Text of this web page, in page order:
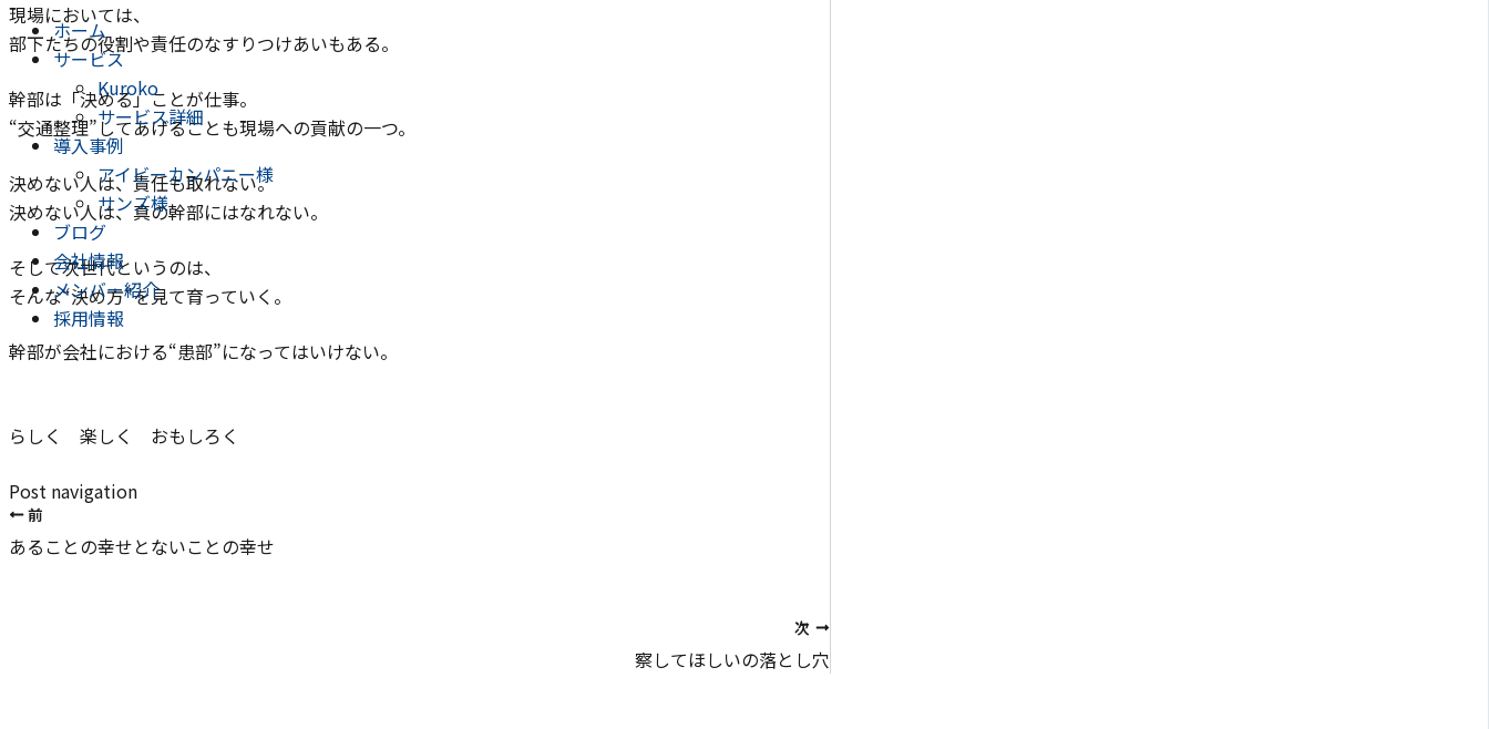
ホーム
サービス
Kuroko
サービス詳細
導入事例
アイビーカンパニー様
サンズ様
ブログ
会社情報
メンバー紹介
採用情報
現場においては、
部下たちの役割や責任のなすりつけあいもある。
幹部は「決める」ことが仕事。
“交通整理”してあげることも現場への貢献の一つ。
決めない人は、責任も取れない。
決めない人は、真の幹部にはなれない。
そして次世代というのは、
そんな“決め方”を見て育っていく。
幹部が会社における“患部”になってはいけない。
らしく 楽しく おもしろく
Post navigation
前
あることの幸せとないことの幸せ
次
察してほしいの落とし穴